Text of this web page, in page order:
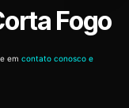
Fogo
em contato conosco e